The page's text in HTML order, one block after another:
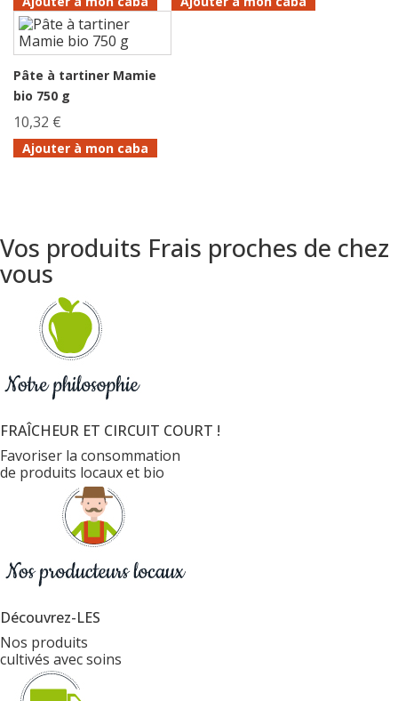
Pâte à tartiner Mamie
bio 750 g
10,32 €
Ajouter à mon caba
Vos produits Frais proches de chez
vous
FRAÎCHEUR ET CIRCUIT COURT !
Favoriser la consommation
de produits locaux et bio
Découvrez-LES
Nos produits
cultivés avec soins